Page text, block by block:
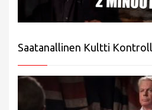
Saatanallinen Kultti